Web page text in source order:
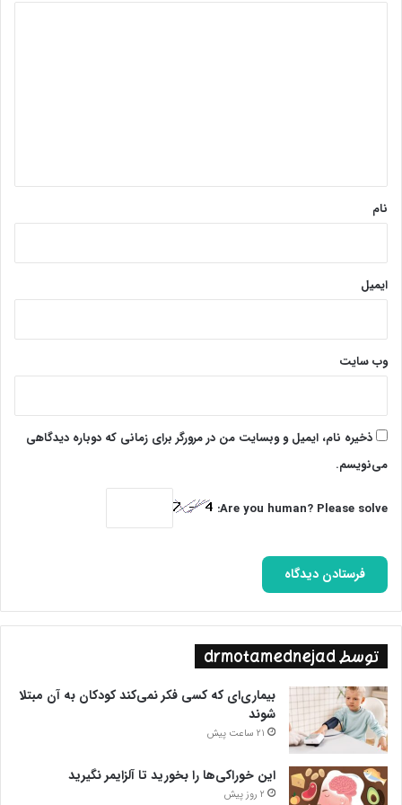
نام
ایمیل
وب‌ سایت
ذخیره نام، ایمیل و وبسایت من در مرورگر برای زمانی که دوباره دیدگاهی
می‌نویسم.
Are you human? Please solve:
توسط drmotamednejad
بیماری‌ای که کسی فکر نمی‌کند کودکان به آن مبتلا
شوند
21 ساعت پیش
این خوراکی‌ها را بخورید تا آلزایمر نگیرید
2 روز پیش